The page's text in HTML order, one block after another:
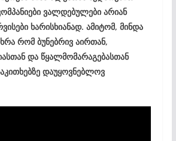
ვალდებულები არიან
ხარისხიანად. ამიტომ, მინდა
რომ ბუნებრივ აირთან,
და წყალმომარაგებასთან
დაუყოვნებლოვ